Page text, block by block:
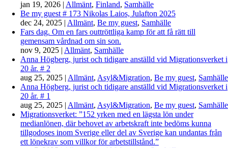
jan 19, 2026 | Allmänt, Finland, Samhälle
Be my guest # 173 Nikolas Laios, Julafton 2025
dec 24, 2025 | Allmänt, Be my guest, Samhälle
Fars dag. Om en fars outtröttliga kamp för att få rätt till
gemensam vårdnad om sin son.
nov 9, 2025 | Allmänt, Samhälle
Anna Högberg, jurist och tidigare anställd vid Migrationsverket i
20 år. # 2
aug 25, 2025 | Allmänt, Asyl&Migration, Be my guest, Samhälle
Anna Högberg, jurist och tidigare anställd vid Migrationsverket i
20 år. # 1
aug 25, 2025 | Allmänt, Asyl&Migration, Be my guest, Samhälle
Migrationsverket: ”152 yrken med en lägsta lön under
medianlönen, där behovet av arbetskraft inte bedöms kunna
tillgodoses inom Sverige eller del av Sverige kan undantas från
ett lönekrav som villkor för arbetstillstånd.”